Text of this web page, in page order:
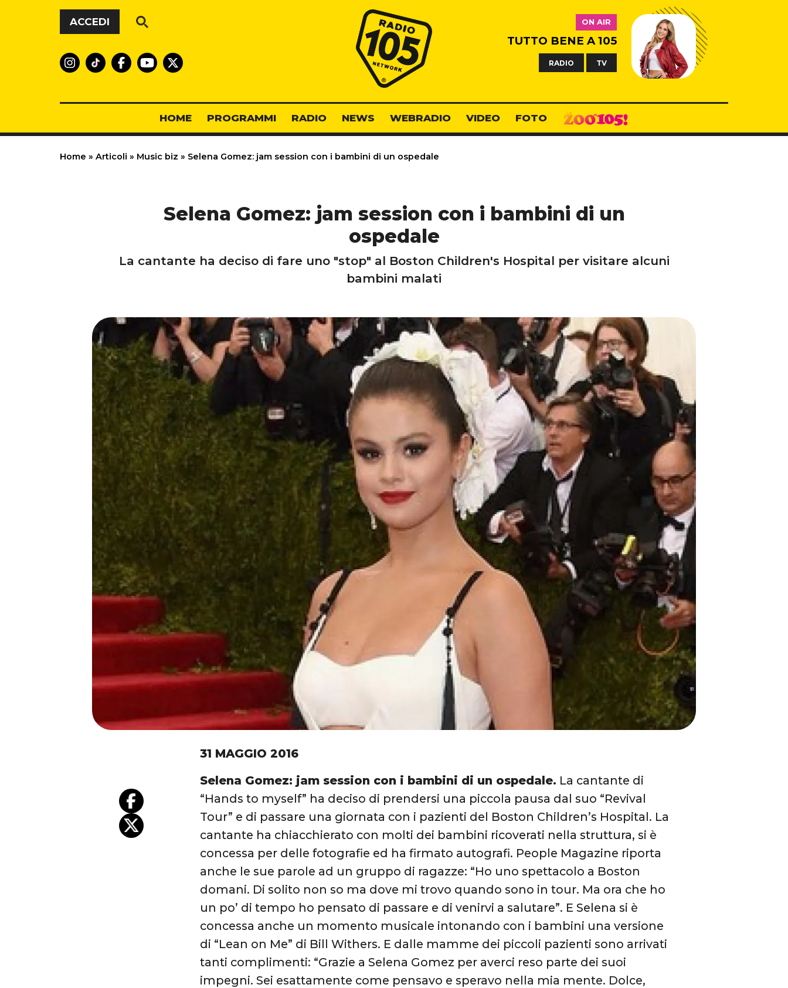
Vai al contenuto
ACCEDI
Radio 105
ON AIR
TUTTO BENE A 105
RADIO TV
HOME PROGRAMMI RADIO NEWS WEBRADIO VIDEO FOTO
Home » Articoli » Music biz » Selena Gomez: jam session con i bambini di un ospedale
Selena Gomez: jam session con i bambini di un
ospedale
La cantante ha deciso di fare uno "stop" al Boston Children's Hospital per visitare alcuni
bambini malati
31 MAGGIO 2016
Selena Gomez: jam session con i bambini di un ospedale. La cantante di
“Hands to myself” ha deciso di prendersi una piccola pausa dal suo “Revival
Tour” e di passare una giornata con i pazienti del Boston Children’s Hospital. La
cantante ha chiacchierato con molti dei bambini ricoverati nella struttura, si è
concessa per delle fotografie ed ha firmato autografi. People Magazine riporta
anche le sue parole ad un gruppo di ragazze: “Ho uno spettacolo a Boston
domani. Di solito non so ma dove mi trovo quando sono in tour. Ma ora che ho
un po’ di tempo ho pensato di passare e di venirvi a salutare”. E Selena si è
concessa anche un momento musicale intonando con i bambini una versione
di “Lean on Me” di Bill Withers. E dalle mamme dei piccoli pazienti sono arrivati
tanti complimenti: “Grazie a Selena Gomez per averci reso parte dei suoi
impegni. Sei esattamente come pensavo e speravo nella mia mente. Dolce,